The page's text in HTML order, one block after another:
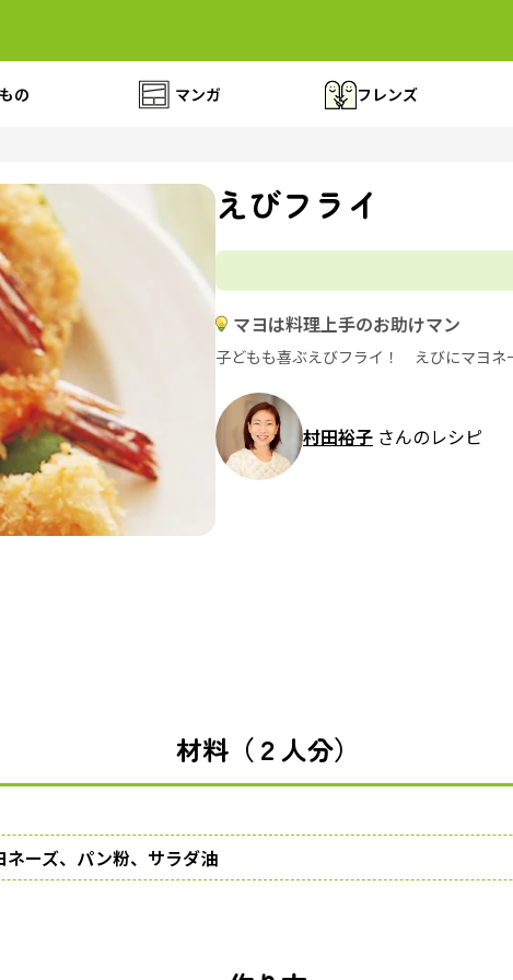
の マンガ フレンズ
えびフライ
マヨは料理上手のお助けマン
子どもも喜ぶえびフライ！ えびにマヨネ
村田裕子 さんのレシピ
材料（２人分）
ネーズ、パン粉、サラダ油